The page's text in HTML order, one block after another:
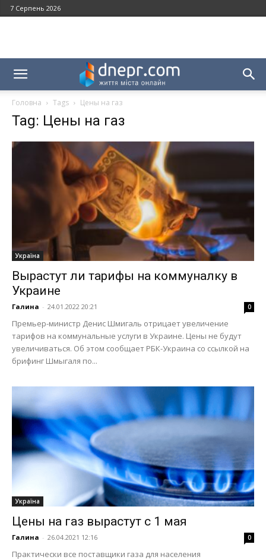
7 Серпень 2026
Головна Tags Цены на газ
Tag: Цены на газ
Україна
Вырастут ли тарифы на коммуналку в
Украине
Галина - 24.01.2022 20:21 0
Премьер-министр Денис Шмигаль отрицает увеличение
тарифов на коммунальные услуги в Украине. Цены не будут
увеличиваться. Об этом сообщает РБК-Украина со ссылкой на
брифинг Шмыгаля по...
Україна
Цены на газ вырастут с 1 мая
Галина - 26.04.2021 12:16 0
Практически все поставщики газа для населения